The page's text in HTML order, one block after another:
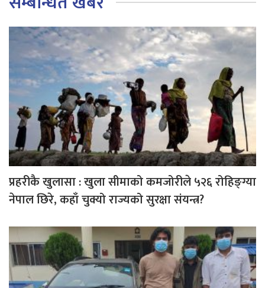
प्रहरीकै खुलासा : खुला सीमाको कमजोरीले ५२६ रोहिङ्ग्या
नेपाल छिरे, कहाँ चुक्यो राज्यको सुरक्षा संयन्त्र?